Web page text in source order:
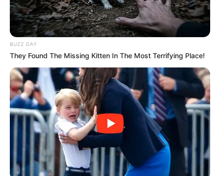
BUZZ DAY
They Found The Missing Kitten In The Most Terrifying Place!